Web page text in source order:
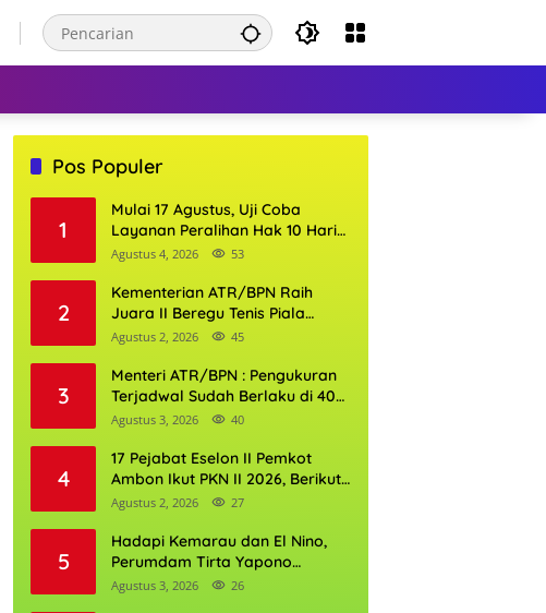
Pos Populer
1
Mulai 17 Agustus, Uji Coba
Layanan Peralihan Hak 10 Hari
di 15 Kantor Pertanahan
Agustus 4, 2026 53
2
Kementerian ATR/BPN Raih
Juara II Beregu Tenis Piala
Gubernur DKI Jakarta 2026
Agustus 2, 2026 45
3
Menteri ATR/BPN : Pengukuran
Terjadwal Sudah Berlaku di 400
Kantor Pertanahan
Agustus 3, 2026 40
4
17 Pejabat Eselon II Pemkot
Ambon Ikut PKN II 2026, Berikut
Daftarnya
Agustus 2, 2026 27
5
Hadapi Kemarau dan El Nino,
Perumdam Tirta Yapono
Perkuat Cadangan Air Ambon
Agustus 3, 2026 26